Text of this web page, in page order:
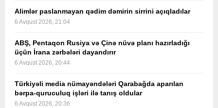
Alimlər paslanmayan qədim dəmirin sirrini açıqladılar
6 Avqust 2026, 21:04
ABŞ, Pentaqon Rusiya və Çinə nüvə planı hazırladığı
üçün İrana zərbələri dayandırır
6 Avqust 2026, 20:44
Türkiyəli media nümayəndələri Qarabağda aparılan
bərpa-quruculuq işləri ilə tanış oldular
6 Avqust 2026, 20:36